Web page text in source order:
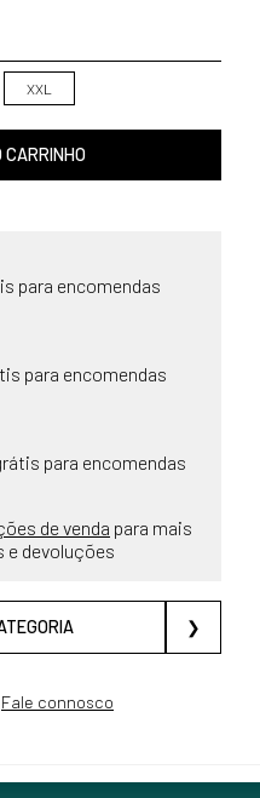
XXL
CARRINHO
para encomendas
para encomendas
para encomendas
de venda para mais
e devoluções
❯
Fale connosco